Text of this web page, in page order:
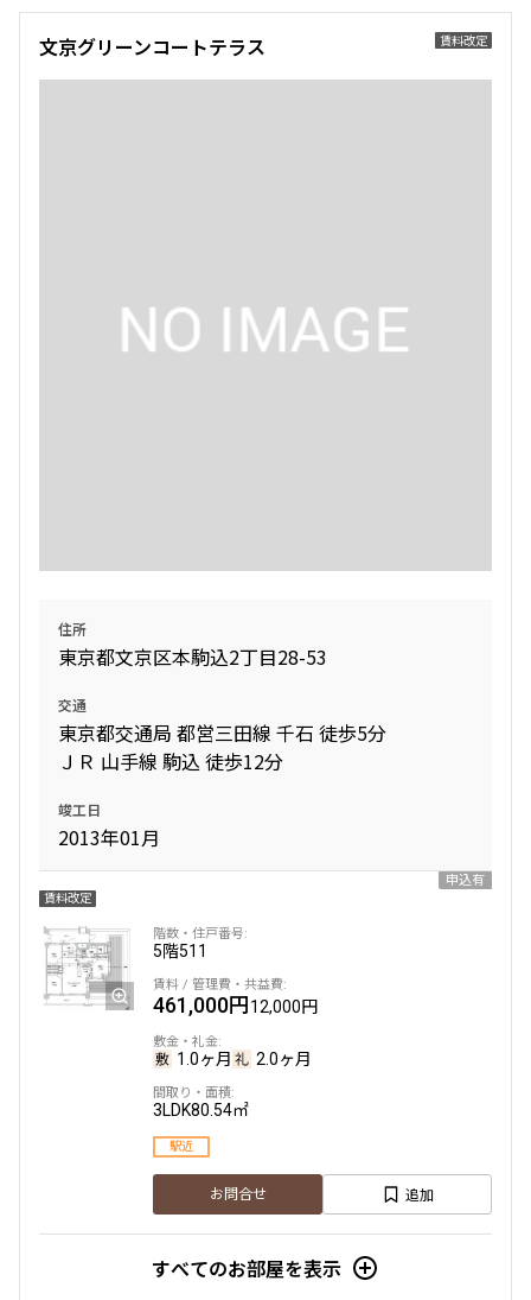
賃料改定
文京グリーンコートテラス
住所
東京都文京区本駒込2丁目28-53
交通
東京都交通局 都営三田線 千石 徒歩5分
ＪＲ 山手線 駒込 徒歩12分
竣工日
2013年01月
賃料改定
申込有
5階511
461,000円12,000円
1.0ヶ月 2.0ヶ月
3LDK80.54㎡
駅近
お問合せ 追加
すべてのお部屋を表示